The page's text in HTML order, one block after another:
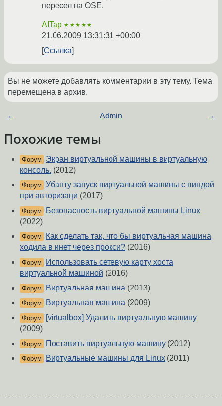
пересел на OSE.
AITap ★★★★★
21.06.2009 13:31:31 +00:00
Ссылка
Вы не можете добавлять комментарии в эту тему. Тема
перемещена в архив.
← Admin →
Похожие темы
Форум
Экран виртуальной машины в виртуальную
консоль. (2012)
Форум Убанту запуск виртуальной машины с виндой
при авторизаци (2017)
Форум
Безопасность виртуальной машины Linux
(2022)
Форум
Как сделать так, что бы виртуальная машина
ходила в инет через прокси? (2016)
Форум
Использовать сетевую карту хоста
виртуальной машиной (2016)
Форум Виртуальная машина (2013)
Форум Виртуальная машина (2009)
Форум
[virtualbox] Удалить виртуальную машину
(2009)
Форум Поставить виртуальную машину (2012)
Форум Виртуальные машины для Linux (2011)